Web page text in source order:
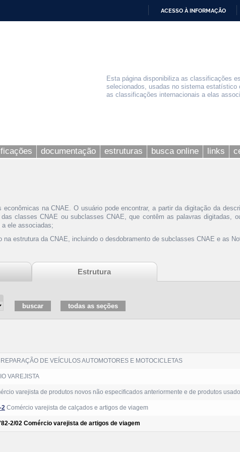
ACESSO À INFORMAÇÃO
Esta página disponibiliza as classificações
selecionados, usadas no sistema
as classificações internacionais a elas
documentação estruturas busca online links
econômicas na CNAE. O usuário pode encontrar, a partir da digitação da
classes CNAE ou subclasses CNAE, que contêm as palavras digitadas,
ele associadas;
na estrutura da CNAE, incluindo o desdobramento de subclasses CNAE e as
Estrutura
DE VEÍCULOS AUTOMOTORES E MOTOCICLETAS
VAREJISTA
varejista de produtos novos não especificados anteriormente e de produtos
2 Comércio varejista de calçados e artigos de viagem
2/02 Comércio varejista de artigos de viagem